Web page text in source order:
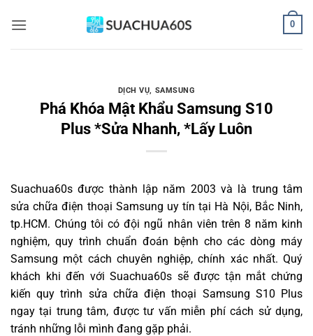
qua
0
DỊCH VỤ, SAMSUNG
Phá Khóa Mật Khẩu Samsung S10
Plus *Sửa Nhanh, *Lấy Luôn
Suachua60s được thành lập năm 2003 và là trung tâm
sửa chữa điện thoại Samsung uy tín tại Hà Nội, Bắc Ninh,
tp.HCM. Chúng tôi có đội ngũ nhân viên trên 8 năm kinh
nghiệm, quy trình chuẩn đoán bệnh cho các dòng máy
Samsung một cách chuyên nghiệp, chính xác nhất. Quý
khách khi đến với Suachua60s sẽ được tận mắt chứng
kiến quy trình sửa chữa điện thoại Samsung S10 Plus
ngay tại trung tâm, được tư vấn miễn phí cách sử dụng,
tránh những lỗi mình đang gặp phải.